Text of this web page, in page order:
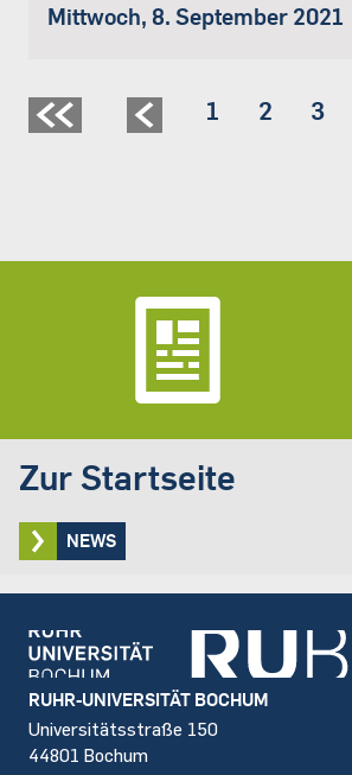
Mittwoch, 8. September 2021
Seitennummerierung
Seite
1 Seite
2 Seite
3
Zur Startseite
NEWS
Footer
RUHR-UNIVERSITÄT BOCHUM
Universitätsstraße 150
44801 Bochum